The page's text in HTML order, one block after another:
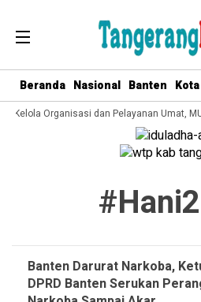
Beranda Nasional Banten
Kelola Organisasi dan Pelayanan Umat,
Banten Darurat Narkoba,
DPRD Banten Serukan